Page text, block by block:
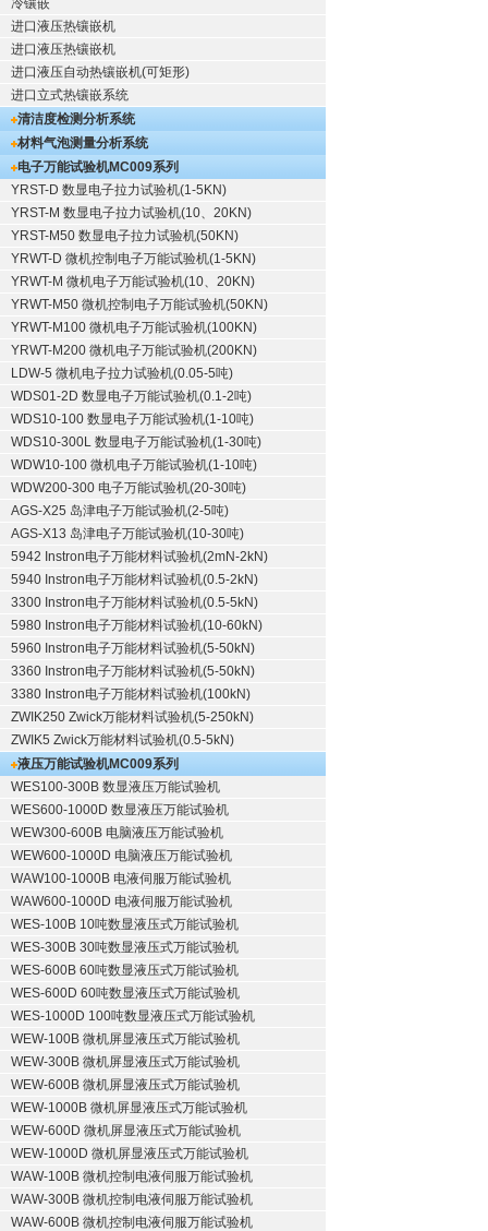
冷镶嵌
进口液压热镶嵌机
进口液压热镶嵌机
进口液压自动热镶嵌机(可矩形)
进口立式热镶嵌系统
清洁度检测分析系统
材料气泡测量分析系统
电子万能试验机MC009系列
YRST-D 数显电子拉力试验机(1-5KN)
YRST-M 数显电子拉力试验机(10、20KN)
YRST-M50 数显电子拉力试验机(50KN)
YRWT-D 微机控制电子万能试验机(1-5KN)
YRWT-M 微机电子万能试验机(10、20KN)
YRWT-M50 微机控制电子万能试验机(50KN)
YRWT-M100 微机电子万能试验机(100KN)
YRWT-M200 微机电子万能试验机(200KN)
LDW-5 微机电子拉力试验机(0.05-5吨)
WDS01-2D 数显电子万能试验机(0.1-2吨)
WDS10-100 数显电子万能试验机(1-10吨)
WDS10-300L 数显电子万能试验机(1-30吨)
WDW10-100 微机电子万能试验机(1-10吨)
WDW200-300 电子万能试验机(20-30吨)
AGS-X25 岛津电子万能试验机(2-5吨)
AGS-X13 岛津电子万能试验机(10-30吨)
5942 Instron电子万能材料试验机(2mN-2kN)
5940 Instron电子万能材料试验机(0.5-2kN)
3300 Instron电子万能材料试验机(0.5-5kN)
5980 Instron电子万能材料试验机(10-60kN)
5960 Instron电子万能材料试验机(5-50kN)
3360 Instron电子万能材料试验机(5-50kN)
3380 Instron电子万能材料试验机(100kN)
ZWIK250 Zwick万能材料试验机(5-250kN)
ZWIK5 Zwick万能材料试验机(0.5-5kN)
液压万能试验机MC009系列
WES100-300B 数显液压万能试验机
WES600-1000D 数显液压万能试验机
WEW300-600B 电脑液压万能试验机
WEW600-1000D 电脑液压万能试验机
WAW100-1000B 电液伺服万能试验机
WAW600-1000D 电液伺服万能试验机
WES-100B 10吨数显液压式万能试验机
WES-300B 30吨数显液压式万能试验机
WES-600B 60吨数显液压式万能试验机
WES-600D 60吨数显液压式万能试验机
WES-1000D 100吨数显液压式万能试验机
WEW-100B 微机屏显液压式万能试验机
WEW-300B 微机屏显液压式万能试验机
WEW-600B 微机屏显液压式万能试验机
WEW-1000B 微机屏显液压式万能试验机
WEW-600D 微机屏显液压式万能试验机
WEW-1000D 微机屏显液压式万能试验机
WAW-100B 微机控制电液伺服万能试验机
WAW-300B 微机控制电液伺服万能试验机
WAW-600B 微机控制电液伺服万能试验机